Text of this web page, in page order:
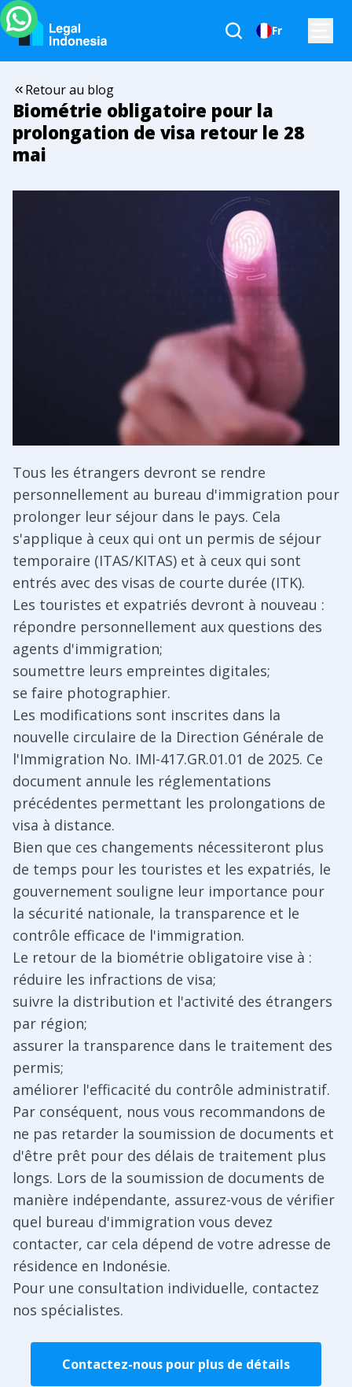
Fr
Retour au blog
Biométrie obligatoire pour la
prolongation de visa retour le 28
mai
Tous les étrangers devront se rendre
personnellement au bureau d'immigration pour
prolonger leur séjour dans le pays. Cela
s'applique à ceux qui ont un permis de séjour
temporaire (ITAS/KITAS) et à ceux qui sont
entrés avec des visas de courte durée (ITK).
Les touristes et expatriés devront à nouveau :
répondre personnellement aux questions des
agents d'immigration;
soumettre leurs empreintes digitales;
se faire photographier.
Les modifications sont inscrites dans la
nouvelle circulaire de la Direction Générale de
l'Immigration No. IMI-417.GR.01.01 de 2025. Ce
document annule les réglementations
précédentes permettant les prolongations de
visa à distance.
Bien que ces changements nécessiteront plus
de temps pour les touristes et les expatriés, le
gouvernement souligne leur importance pour
la sécurité nationale, la transparence et le
contrôle efficace de l'immigration.
Le retour de la biométrie obligatoire vise à :
réduire les infractions de visa;
suivre la distribution et l'activité des étrangers
par région;
assurer la transparence dans le traitement des
permis;
améliorer l'efficacité du contrôle administratif.
Par conséquent, nous vous recommandons de
ne pas retarder la soumission de documents et
d'être prêt pour des délais de traitement plus
longs. Lors de la soumission de documents de
manière indépendante, assurez-vous de vérifier
quel bureau d'immigration vous devez
contacter, car cela dépend de votre adresse de
résidence en Indonésie.
Pour une consultation individuelle, contactez
nos spécialistes.
Contactez-nous pour plus de détails